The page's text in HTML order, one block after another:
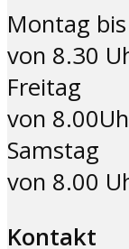
Montag
von 8.30
Freitag
von
Samstag
von 8.00
Kontakt